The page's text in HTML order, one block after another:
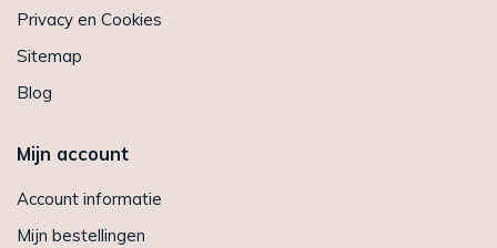
Privacy en Cookies
Sitemap
Blog
Mijn account
Account informatie
Mijn bestellingen